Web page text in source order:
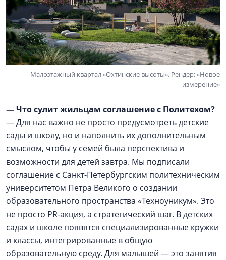
Малоэтажный квартал «Охтинские высоты». Рендер: «Новое
измерение»
— Что сулит жильцам соглашение с Политехом?
— Для нас важно не просто предусмотреть детские
сады и школу, но и наполнить их дополнительным
смыслом, чтобы у семей была перспектива и
возможности для детей завтра. Мы подписали
соглашение с Санкт-Петербургским политехническим
университетом Петра Великого о создании
образовательного пространства «Техноуникум». Это
не просто PR-акция, а стратегический шаг. В детских
садах и школе появятся специализированные кружки
и классы, интегрированные в общую
образовательную среду. Для малышей — это занятия